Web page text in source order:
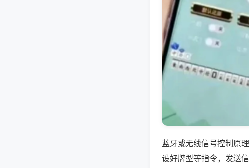
蓝牙或无线信号控制原
设好牌型等指令，发送